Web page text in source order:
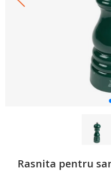
Rasnita pentru